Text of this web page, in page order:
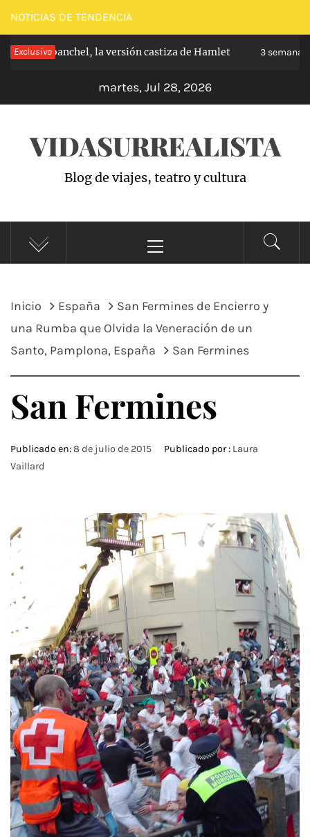
Saltar
al
contenido
NOTICIAS DE TENDENCIA
Exclusivo
de Carabanchel, la versión castiza de Hamlet 3 semanas
martes, Jul 28, 2026
VIDASURREALISTA
Blog de viajes, teatro y cultura
principal
Inicio España
San Fermines de Encierro y
una Rumba que Olvida la Veneración de un
Santo, Pamplona, España
San Fermines
San Fermines
Publicado en:8 de julio de 2015 Publicado por : Laura
Vaillard